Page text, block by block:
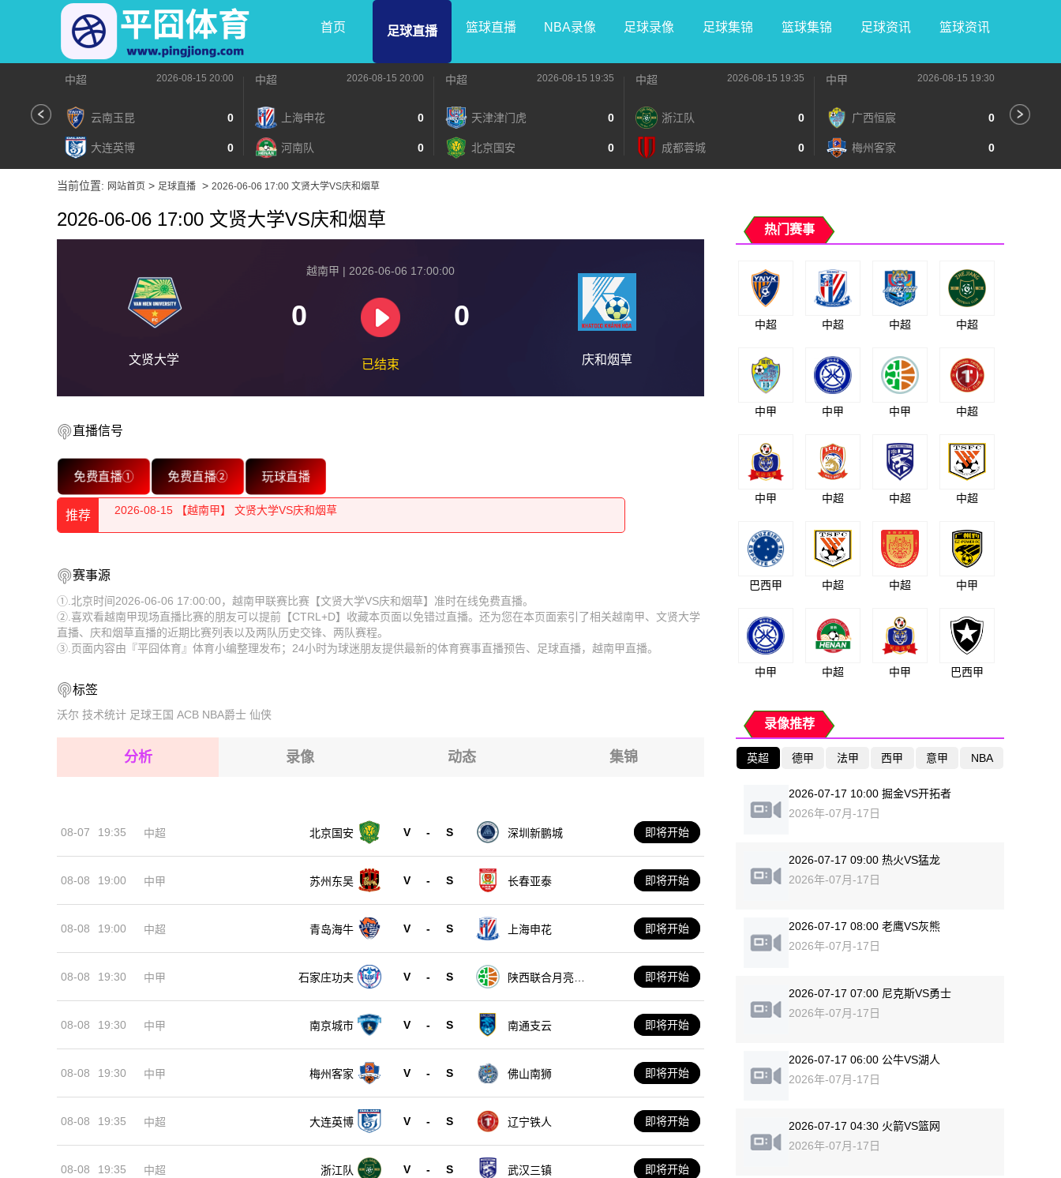
首页 足球直播 篮球直播 NBA录像 足球录像 足球集锦 篮球集锦 足球资讯 篮球资讯
中超 2026-08-15 20:00
云南玉昆 0
大连英博 0
中超 2026-08-15 20:00
上海申花 0
河南队 0
中超 2026-08-15 19:35
天津津门虎 0
北京国安 0
中超 2026-08-15 19:35
浙江队 0
成都蓉城 0
中甲 2026-08-15 19:30
广西恒宸 0
梅州客家 0
当前位置: 网站首页 > 足球直播 > 2026-06-06 17:00 文贤大学VS庆和烟草
2026-06-06 17:00 文贤大学VS庆和烟草
文贤大学
越南甲 | 2026-06-06 17:00:00
0 0
已结束 庆和烟草
直播信号
免费直播① 免费直播② 玩球直播
推荐
2026-08-15 【越南甲】 文贤大学VS庆和烟草
2026-08-15 【越南甲】 文贤大学VS庆和烟草
2026-08-15 【越南甲】 文贤大学VS庆和烟草
2026-08-15 【越南甲】 文贤大学VS庆和烟草
2026-08-15 【越南甲】 文贤大学VS庆和烟草
2026-08-14 【越南甲】 文贤大学VS庆和烟草
2026-08-15 【越南甲】 文贤大学VS庆和烟草
2026-08-15 【越南甲】 文贤大学VS庆和烟草
2026-08-15 【越南甲】 文贤大学VS庆和烟草
2026-08-15 【越南甲】 文贤大学VS庆和烟草
2026-08-14 【越南甲】 文贤大学VS庆和烟草
赛事源
①.北京时间2026-06-06 17:00:00，越南甲联赛比赛【文贤大学VS庆和烟草】准时在线免费直播。
②.喜欢看越南甲现场直播比赛的朋友可以提前【CTRL+D】收藏本页面以免错过直播。还为您在本页面索引了相关越南甲、文贤大学
直播、庆和烟草直播的近期比赛列表以及两队历史交锋、两队赛程。
③.页面内容由『平囧体育』体育小编整理发布；24小时为球迷朋友提供最新的体育赛事直播预告、足球直播，越南甲直播。
标签
沃尔 技术统计 足球王国 ACB NBA爵士 仙侠
分析 录像 动态 集锦
08-07 19:35 中超 北京国安 V - S 深圳新鹏城 即将开始
08-08 19:00 中甲 苏州东吴 V - S 长春亚泰 即将开始
08-08 19:00 中超 青岛海牛 V - S 上海申花 即将开始
08-08 19:30 中甲 石家庄功夫 V - S
陕西联合月亮泊
即将开始
08-08 19:30 中甲 南京城市 V - S 南通支云 即将开始
08-08 19:30 中甲 梅州客家 V - S 佛山南狮 即将开始
08-08 19:35 中超 大连英博 V - S 辽宁铁人 即将开始
08-08 19:35 中超 浙江队 V - S 武汉三镇 即将开始
热门赛事
中超 中超 中超 中超
中甲 中甲 中甲 中超
中甲 中超 中超 中超
巴西甲 中超 中超 中甲
中甲 中超 中甲 巴西甲
录像推荐
英超 德甲 法甲 西甲 意甲 NBA
2026-07-17 10:00 掘金VS开拓者
2026年-07月-17日
2026-07-17 09:00 热火VS猛龙
2026年-07月-17日
2026-07-17 08:00 老鹰VS灰熊
2026年-07月-17日
2026-07-17 07:00 尼克斯VS勇士
2026年-07月-17日
2026-07-17 06:00 公牛VS湖人
2026年-07月-17日
2026-07-17 04:30 火箭VS篮网
2026年-07月-17日